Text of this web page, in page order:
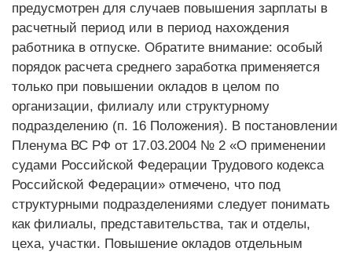
предусмотрен для случаев повышения зарплаты в
расчетный период или в период нахождения
работника в отпуске. Обратите внимание: особый
порядок расчета среднего заработка применяется
только при повышении окладов в целом по
организации, филиалу или структурному
подразделению (п. 16 Положения). В постановлении
Пленума ВС РФ от 17.03.2004 № 2 «О применении
судами Российской Федерации Трудового кодекса
Российской Федерации» отмечено, что под
структурными подразделениями следует понимать
как филиалы, представительства, так и отделы,
цеха, участки. Повышение окладов отдельным